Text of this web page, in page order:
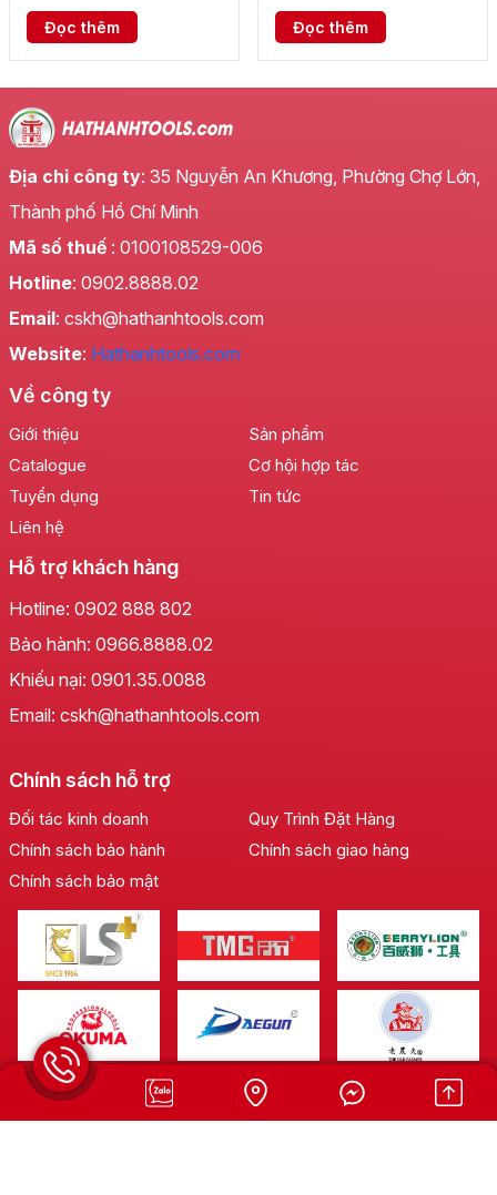
Đọc thêm Đọc thêm
Địa chỉ công ty: 35 Nguyễn An Khương, Phường Chợ Lớn,
Thành phố Hồ Chí Minh
Mã số thuế : 0100108529-006
Hotline: 0902.8888.02
Email: cskh@hathanhtools.com
Website: Hathanhtools.com
Về công ty
Giới thiệu
Sản phẩm
Catalogue
Cơ hội hợp tác
Tuyển dụng
Tin tức
Liên hệ
Hỗ trợ khách hàng
Hotline: 0902 888 802
Bảo hành: 0966.8888.02
Khiếu nại: 0901.35.0088
Email: cskh@hathanhtools.com
Chính sách hỗ trợ
Đối tác kinh doanh
Quy Trình Đặt Hàng
Chính sách bảo hành
Chính sách giao hàng
Chính sách bảo mật